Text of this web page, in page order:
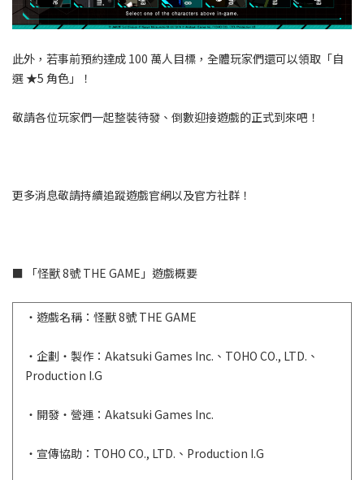
此外，若事前預約達成 100 萬人目標，全體玩家們還可以領取「自
選 ★5 角色」！
敬請各位玩家們一起整裝待發、倒數迎接遊戲的正式到來吧！
更多消息敬請持續追蹤遊戲官網以及官方社群！
■ 「怪獸 8號 THE GAME」遊戲概要
・遊戲名稱：怪獸 8號 THE GAME
・企劃・製作：Akatsuki Games Inc.、TOHO CO., LTD.、
Production I.G
・開發・營運：Akatsuki Games Inc.
・宣傳協助：TOHO CO., LTD.、Production I.G